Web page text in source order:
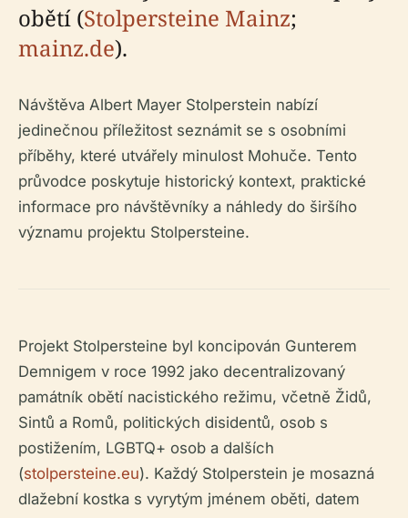
obětí (Stolpersteine Mainz;
mainz.de).
Návštěva Albert Mayer Stolperstein nabízí
jedinečnou příležitost seznámit se s osobními
příběhy, které utvářely minulost Mohuče. Tento
průvodce poskytuje historický kontext, praktické
informace pro návštěvníky a náhledy do širšího
významu projektu Stolpersteine.
Projekt Stolpersteine byl koncipován Gunterem
Demnigem v roce 1992 jako decentralizovaný
památník obětí nacistického režimu, včetně Židů,
Sintů a Romů, politických disidentů, osob s
postižením, LGBTQ+ osob a dalších
(stolpersteine.eu). Každý Stolperstein je mosazná
dlažební kostka s vyrytým jménem oběti, datem